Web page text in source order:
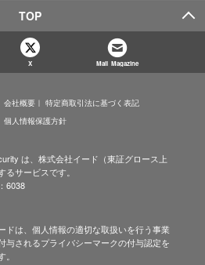
TOP
X Mail Magazine
会社概要
特定商取引法に基づく表記
個人情報保護方針
は、株式会社イード（東証グロース上
るサービスです。
6038
ドは、個人情報の適切な取扱いを行う事業
与されるプライバシーマークの付与認定を